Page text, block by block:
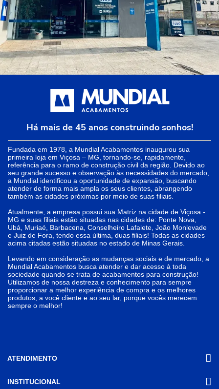
Há mais de 45 anos construindo sonhos!
Fundada em 1978, a Mundial Acabamentos inaugurou sua
primeira loja em Viçosa – MG, tornando-se, rapidamente,
referência para o ramo de construção civil da região. Devido ao
seu grande sucesso e observação às necessidades do mercado,
a Mundial identificou a oportunidade de expansão, buscando
atender de forma mais ampla os seus clientes, abrangendo
também as cidades próximas por meio de suas filiais.
Atualmente, a empresa possui sua Matriz na cidade de Viçosa -
MG e suas filiais estão situadas nas cidades de: Ponte Nova,
Ubá, Muriaé, Barbacena, Conselheiro Lafaiete, João Monlevade
e Juiz de Fora, tendo essa última, duas filiais! Todas as cidades
acima citadas estão situadas no estado de Minas Gerais.
Levando em consideração as mudanças sociais e de mercado, a
Mundial Acabamentos busca atender e dar acesso à toda
sociedade quando se trata de acabamentos para construção!
Utilizamos de nossa destreza e conhecimento para sempre
proporcionar a melhor experiência de compra e os melhores
produtos, a você cliente e ao seu lar, porque vocês merecem
sempre o melhor!
ATENDIMENTO
INSTITUCIONAL